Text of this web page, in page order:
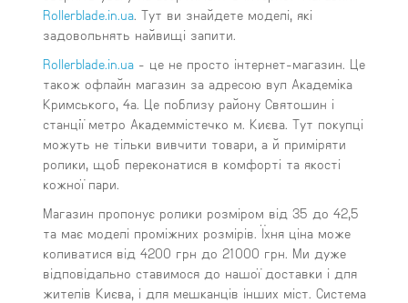
Rollerblade.in.ua. Тут ви знайдете моделі, які
задовольнять найвищі запити.
Rollerblade.in.ua- це не просто інтернет-магазин. Це
також офлайн магазин за адресою вул Академіка
Кримського, 4а. Це поблизу району Святошин і
станції метро Академмістечко м. Києва. Тут покупці
можуть не тільки вивчити товари, а й приміряти
ролики, щоб переконатися в комфорті та якості
кожної пари.
Магазин пропонує ролики розміром від 35 до 42,5
та має моделі проміжних розмірів. Їхня ціна може
коливатися від 4200 грн до 21000 грн. Ми дуже
відповідально ставимося до нашої доставки і для
жителів Києва, і для мешканців інших міст. Система